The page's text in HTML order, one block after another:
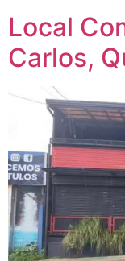
Local
Carlos,